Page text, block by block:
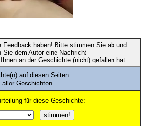
Feedback haben! Bitte stimmen Sie ab und
Sie dem Autor eine Nachricht
an der Geschichte (nicht) gefallen hat.
auf diesen Seiten.
aller Geschichten
für diese Geschichte: